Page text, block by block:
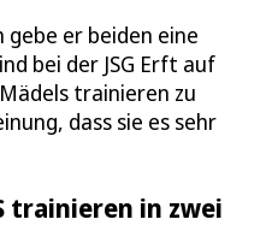
er beiden eine
bei der JSG Erft auf
trainieren zu
dass sie es sehr
trainieren in zwei